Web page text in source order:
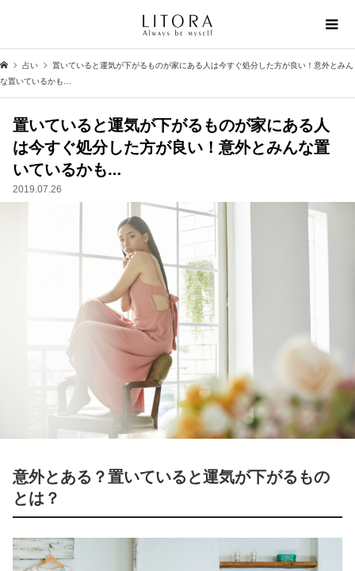
占い
置いていると運気が下がるものが家にある人は今すぐ処分した方が良い！意外とみん
な置いているかも…
置いていると運気が下がるものが家にある人
は今すぐ処分した方が良い！意外とみんな置
いているかも…
2019.07.26
意外とある？置いていると運気が下がるもの
とは？